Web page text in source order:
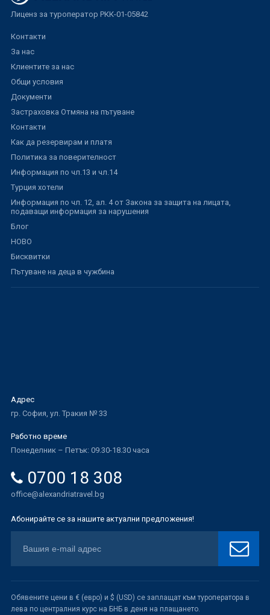
Лиценз за туроператор РКК-01-05842
Контакти
За нас
Клиентите за нас
Общи условия
Документи
Застраховка Отмяна на пътуване
Контакти
Как да резервирам и платя
Политика за поверителност
Информация по чл.13 и чл.14
Турция хотели
Информация по чл. 12, ал. 4 от Закона за защита на лицата,
подаващи информация за нарушения
Блог
НОВО
Бисквитки
Пътуване на деца в чужбина
Адрес
гр. София, ул. Тракия № 33
Работно време
Понеделник – Петък: 09.30-18.30 часа
0700 18 308
office@alexandriatravel.bg
Абонирайте се за нашите актуални предложения!
Обявените цени в € (евро) и $ (USD) се заплащат към туроператора в
лева по централния курс на БНБ в деня на плащането.